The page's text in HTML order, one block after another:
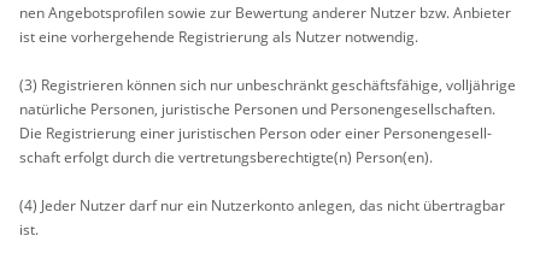
nen An­ge­bots­pro­fi­len sowie zur Be­wer­tung an­de­rer Nut­zer bzw. An­bie­ter
ist eine vor­her­ge­hen­de Re­gis­trie­rung als Nut­zer not­wen­dig.
(3) Re­gis­trie­ren kön­nen sich nur un­be­schränkt ge­schäfts­fä­hi­ge, voll­jäh­ri­ge
na­tür­li­che Per­so­nen, ju­ris­ti­sche Per­so­nen und Per­so­nen­ge­sell­schaf­ten.
Die Re­gis­trie­rung einer ju­ris­ti­schen Per­son oder einer Per­so­nen­ge­sell­
schaft er­folgt durch die ver­tre­tungs­be­rech­tig­te(n) Per­son(en).
(4) Jeder Nut­zer darf nur ein Nut­zer­kon­to an­le­gen, das nicht über­trag­bar
ist.